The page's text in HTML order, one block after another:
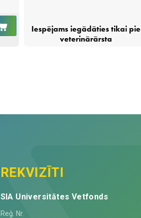
GROZĀIespējams iegādāties tikai pie
veterinārārsta
REKVIZĪTI
SIA Universitātes Vetfonds
Reģ. Nr.